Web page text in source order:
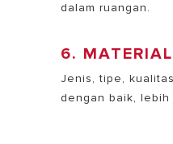
dalam ruangan.
6.
Jenis, tipe,
dengan baik,